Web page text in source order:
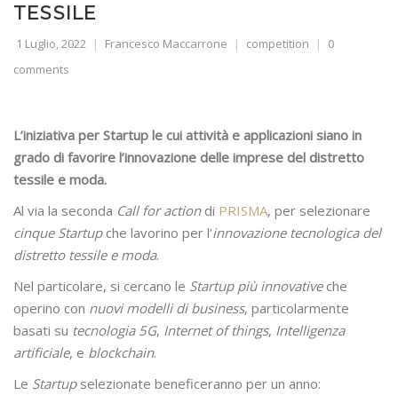
TESSILE
1 Luglio, 2022 Francesco Maccarrone competition
0
comments
L’iniziativa per Startup le cui attività e applicazioni siano in
grado di favorire l’innovazione delle imprese del distretto
tessile e moda.
Al via la seconda Call for action di PRISMA, per selezionare
cinque Startupche lavorino per l’innovazione tecnologica del
distretto tessile e moda.
Nel particolare, si cercano le Startup più innovativeche
operino con nuovi modelli di business, particolarmente
basati su tecnologia 5G, Internet of things, Intelligenza
artificiale, e blockchain.
Le Startupselezionate beneficeranno per un anno: